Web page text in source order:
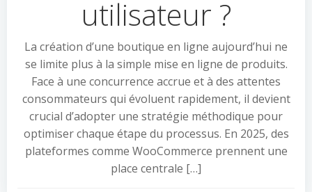
utilisateur ?
La création d’une boutique en ligne aujourd’hui ne
se limite plus à la simple mise en ligne de produits.
Face à une concurrence accrue et à des attentes
consommateurs qui évoluent rapidement, il devient
crucial d’adopter une stratégie méthodique pour
optimiser chaque étape du processus. En 2025, des
plateformes comme WooCommerce prennent une
place centrale […]